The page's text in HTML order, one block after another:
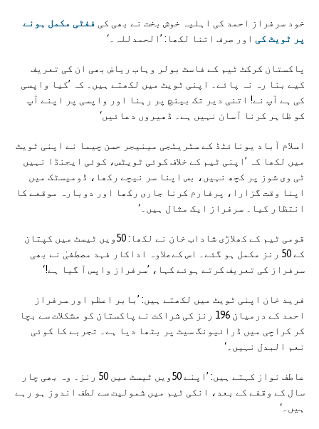
خود سرفراز احمد کی اہلیہ خوش بخت نے بھی کی ففٹی مکمل ہونے
پر ٹویٹ کی اور صرف اتنا لکھا: ’الحمدللہ۔‘
پاکستان کرکٹ ٹیم کے فاسٹ بولر وہاب ریاض بھی ان کی تعریف
کیے بنا رہ نہ پائے۔ اپنی ٹویٹ میں لکھتے ہیں۔ کہ ’کیا واپسی
کی ہے آپ نے! اتنی دیر تک بینچ پر رہنا اور واپسی پر اپنے آپ
کو ظاہر کرنا آسان نہیں ہے۔ ڈھیروں دعائیں‘
اسلام آباد یونائٹڈ کے سٹریٹجی مینیجر حسن چیما نے اپنی ٹویٹ
میں لکھا کہ ’اپنی ٹیم کے خلاف کوئی ٹویٹس، کوئی ایجنڈا نہیں
ٹی وی شوز پر کچھ نہیں، بس اپنا سر نیچے رکھا، ڈومیسٹک میں
اپنا وقت گزارا، پرفارم کرنا جاری رکھا اور دوبارہ موقعے کا
انتظار کیا۔ سرفراز ایک مثال ہیں۔‘
قومی ٹیم کے کھلاڑی شاداب خان نے لکھا: 50ویں ٹیسٹ میں کپتان
کے 50 رنز مکمل ہو گئے۔ اس کےعلاوہ اداکار فہد مصطفیٰ نے بھی
سرفراز کی تعریف کرتے ہوئے کہا، ’سرفراز واپس آ گیا ہے!‘
فرید خان اپنی ٹویٹ میں لکھتے ہیں: ’بابر اعظم اور سرفراز
احمد کے درمیان 196 رنز کی شراکت نے پاکستان کو مشکلات سے بچا
کر کراچی میں ڈرائیونگ سیٹ پر بٹھا دیا ہے۔ تجربے کا کوئی
نعم البدل نہیں۔‘
عاطف نواز کہتے ہیں: ’اپنے 50ویں ٹیسٹ میں 50 رنز۔ وہ بھی چار
سال کے وقفے کے بعد، انکی ٹیم میں شمولیت سے لطف اندوز ہو رہے
ہیں۔‘